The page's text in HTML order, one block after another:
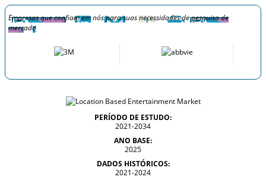
Empresas que confiam em nós para suas necessidades de pesquisa de
mercado
PERÍODO DE ESTUDO:
2021-2034
ANO BASE:
2025
DADOS HISTÓRICOS:
2021-2024